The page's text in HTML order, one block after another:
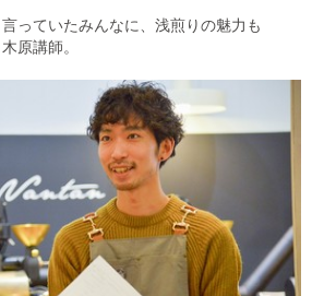
言っていたみんなに、浅煎りの魅力も
原講師。